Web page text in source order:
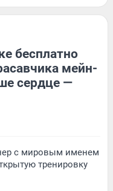
бесплатно
мейн-
сердце —
с мировым именем
тренировку